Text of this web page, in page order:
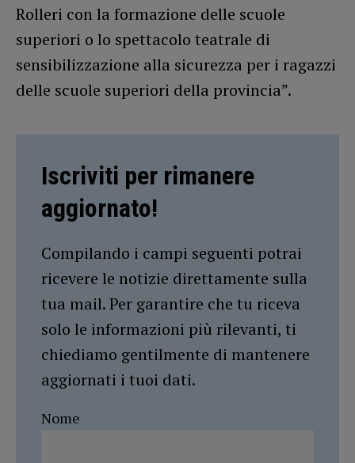
Rolleri con la formazione delle scuole
superiori o lo spettacolo teatrale di
sensibilizzazione alla sicurezza per i ragazzi
delle scuole superiori della provincia”.
Iscriviti per rimanere
aggiornato!
Compilando i campi seguenti potrai
ricevere le notizie direttamente sulla
tua mail. Per garantire che tu riceva
solo le informazioni più rilevanti, ti
chiediamo gentilmente di mantenere
aggiornati i tuoi dati.
Nome